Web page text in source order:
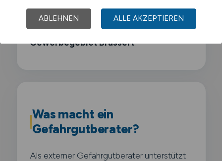
Chemiepark Marl ,Industriegebiet Hüls,
Gewerbegebiet Marl-Sinsen,
Gewerbegebiet Brassert.
Was macht ein
Gefahrgutberater?
Als externer Gefahrgutberater unterstützt
ABLEHNEN ALLE AKZEPTIEREN